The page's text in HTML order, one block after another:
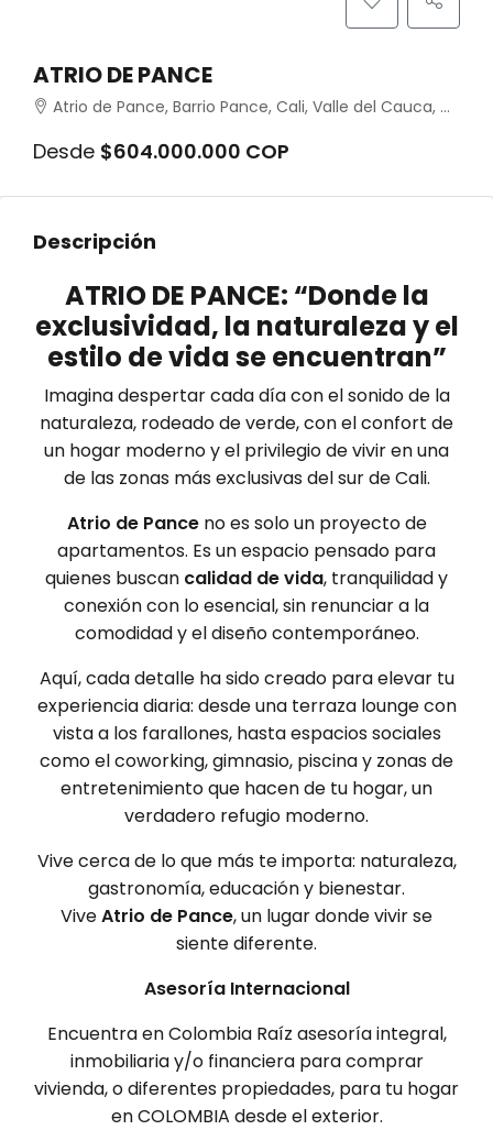
ATRIO DE PANCE
Atrio de Pance, Barrio Pance, Cali, Valle del Cauca, Colombia
Desde $604.000.000 COP
Descripción
ATRIO DE PANCE: “Donde la
exclusividad, la naturaleza y el
estilo de vida se encuentran”
Imagina despertar cada día con el sonido de la
naturaleza, rodeado de verde, con el confort de
un hogar moderno y el privilegio de vivir en una
de las zonas más exclusivas del sur de Cali.
Atrio de Panceno es solo un proyecto de
apartamentos. Es un espacio pensado para
quienes buscan calidad de vida, tranquilidad y
conexión con lo esencial, sin renunciar a la
comodidad y el diseño contemporáneo.
Aquí, cada detalle ha sido creado para elevar tu
experiencia diaria: desde una terraza lounge con
vista a los farallones, hasta espacios sociales
como el coworking, gimnasio, piscina y zonas de
entretenimiento que hacen de tu hogar, un
verdadero refugio moderno.
Vive cerca de lo que más te importa: naturaleza,
gastronomía, educación y bienestar.
ViveAtrio de Pance, un lugar donde vivir se
siente diferente.
Asesoría Internacional
Encuentra en Colombia Raíz asesoría integral,
inmobiliaria y/o financiera para comprar
vivienda, o diferentes propiedades, para tu hogar
en COLOMBIA desde el exterior.